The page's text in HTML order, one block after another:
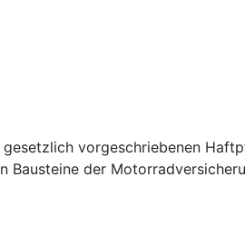
vorgeschriebenen
Bausteine der